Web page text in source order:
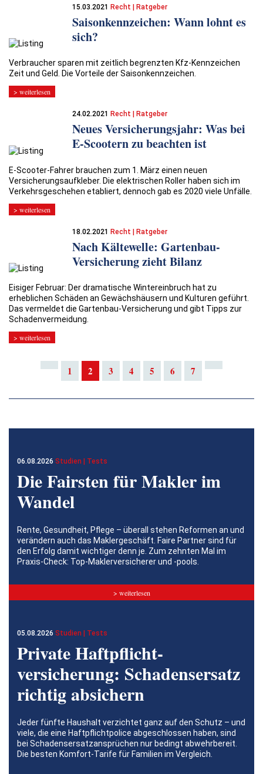
15.03.2021Recht | Ratgeber
Saisonkennzeichen: Wann lohnt es
sich?
Verbraucher sparen mit zeitlich begrenzten Kfz-Kennzeichen
Zeit und Geld. Die Vorteile der Saisonkennzeichen.
> weiterlesen
24.02.2021 Recht | Ratgeber
Neues Versicherungsjahr: Was bei
E-Scootern zu beachten ist
E-Scooter-Fahrer brauchen zum 1. März einen neuen
Versicherungsaufkleber. Die elektrischen Roller haben sich im
Verkehrsgeschehen etabliert, dennoch gab es 2020 viele Unfälle.
> weiterlesen
18.02.2021Recht | Ratgeber
Nach Kältewelle: Gartenbau-
Versicherung zieht Bilanz
Eisiger Februar: Der dramatische Wintereinbruch hat zu
erheblichen Schäden an Gewächshäusern und Kulturen geführt.
Das vermeldet die Gartenbau-Versicherung und gibt Tipps zur
Schadenvermeidung.
> weiterlesen
1 2 3 4 5 6 7
06.08.2026 Studien | Tests
Die Fairsten für Makler im
Wandel
Rente, Gesundheit, Pflege – überall stehen Reformen an und
verändern auch das Maklergeschäft. Faire Partner sind für
den Erfolg damit wichtiger denn je. Zum zehnten Mal im
Praxis-Check: Top-Maklerversicherer und -pools.
> weiterlesen
05.08.2026 Studien | Tests
Private Haftpflicht­
versicherung: Schadensersatz
richtig absichern
Jeder fünfte Haushalt verzichtet ganz auf den Schutz – und
viele, die eine Haftpflichtpolice abgeschlossen haben, sind
bei Schadensersatzansprüchen nur bedingt abwehrbereit.
Die besten Komfort-Tarife für Familien im Vergleich.